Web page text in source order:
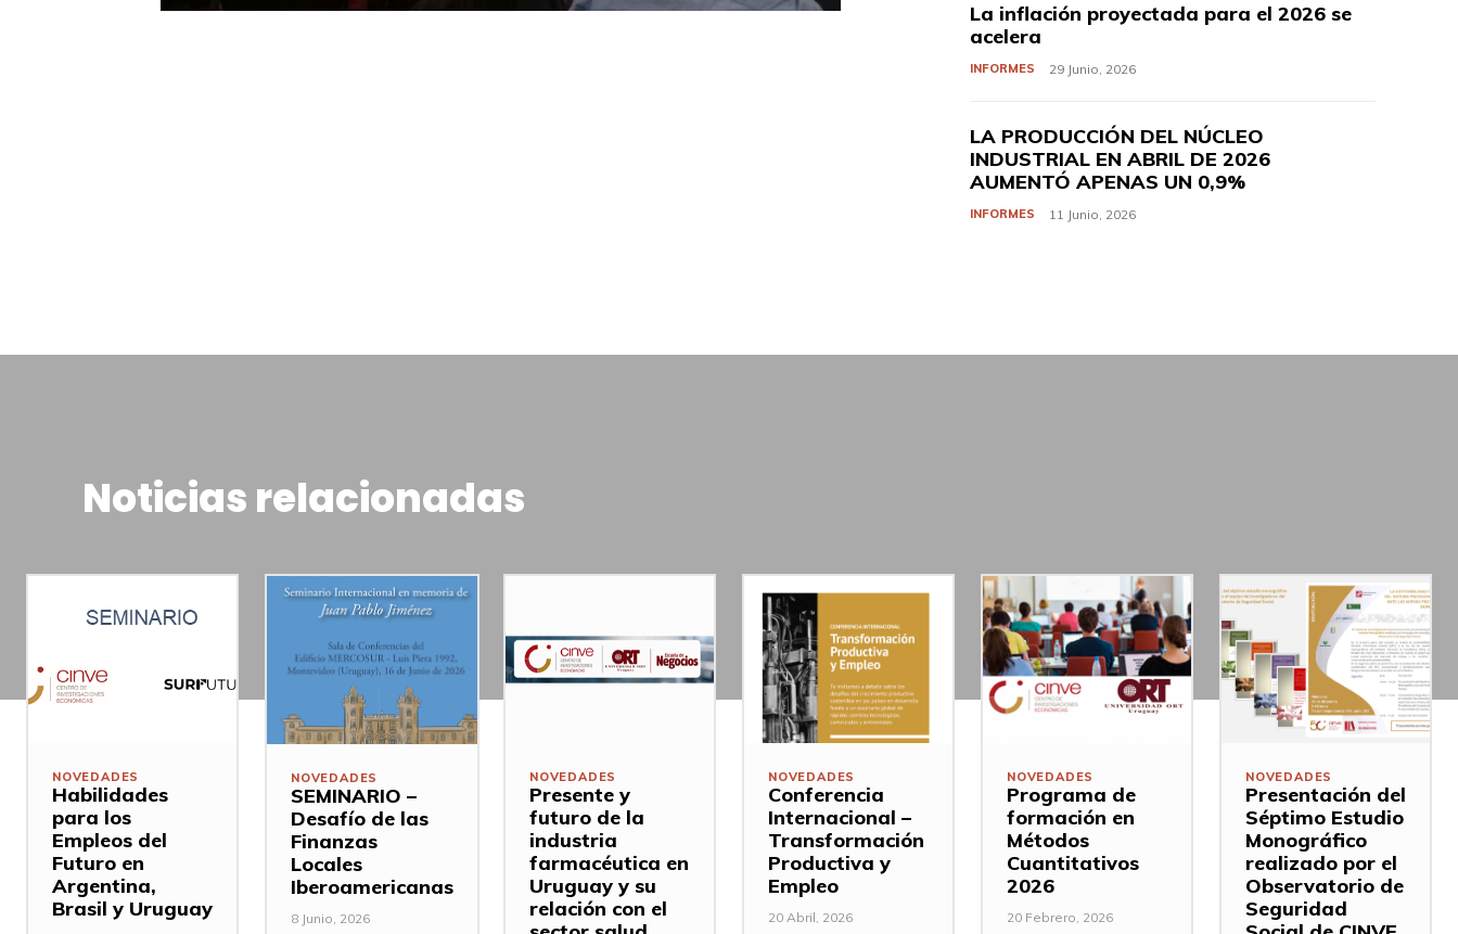
La inflación proyectada para el 2026 se
acelera
INFORMES 29 Junio, 2026
LA PRODUCCIÓN DEL NÚCLEO
INDUSTRIAL EN ABRIL DE 2026
AUMENTÓ APENAS UN 0,9%
INFORMES 11 Junio, 2026
Noticias relacionadas
NOVEDADES
Habilidades
para los
Empleos del
Futuro en
Argentina,
Brasil y Uruguay
NOVEDADES
SEMINARIO –
Desafío de las
Finanzas
Locales
Iberoamericanas
8 Junio, 2026
NOVEDADES
Presente y
futuro de la
industria
farmacéutica en
Uruguay y su
relación con el
NOVEDADES
Conferencia
Internacional –
Transformación
Productiva y
Empleo
20 Abril, 2026
NOVEDADES
Programa de
formación en
Métodos
Cuantitativos
2026
20 Febrero, 2026
NOVEDADES
Presentación del
Séptimo Estudio
Monográfico
realizado por el
Observatorio de
Seguridad